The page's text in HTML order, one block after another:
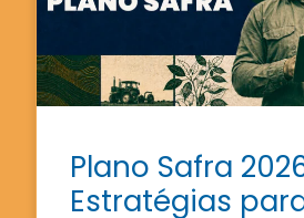
Plano Safra
Estratégias